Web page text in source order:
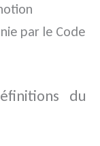
par le Code
du